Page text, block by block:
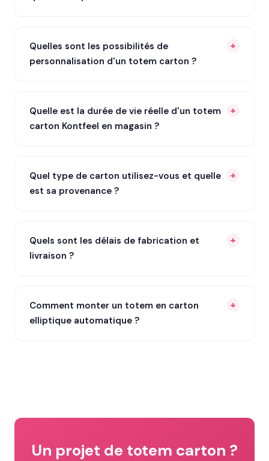
Quelles sont les possibilités de
personnalisation d'un totem carton ?
Quelle est la durée de vie réelle d'un totem
carton Kontfeel en magasin ?
Quel type de carton utilisez-vous et quelle
est sa provenance ?
Quels sont les délais de fabrication et
livraison ?
Comment monter un totem en carton
elliptique automatique ?
Un projet de totem carton ?